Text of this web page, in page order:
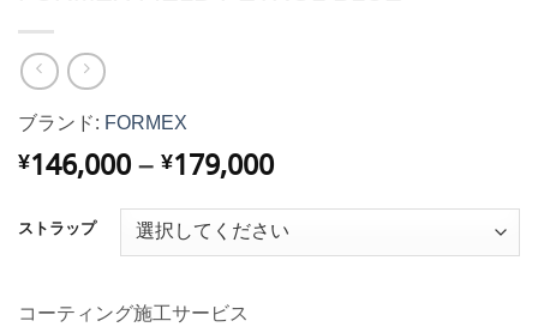
ブランド: FORMEX
¥146,000–¥179,000価
格
帯:
¥146,000
ストラップ
コーティング施工サービス